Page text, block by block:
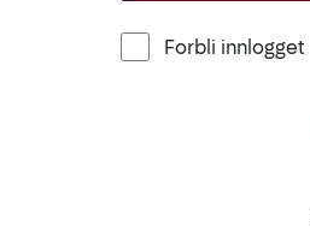
Forbli innlogget